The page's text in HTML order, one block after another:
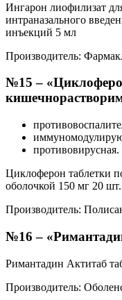
Ингарон лиофилизат
интраназального
инъекций 5 мл
Производитель:
№15 –
противовирусная.
Циклоферон таблетки
оболочкой 150 мг 20 шт.
Производитель:
№16 –
Римантадин Актитаб
Производитель: